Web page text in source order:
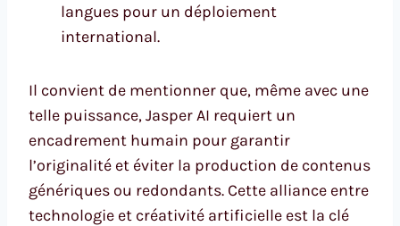
langues pour un déploiement
international.
Il convient de mentionner que, même avec une
telle puissance, Jasper AI requiert un
encadrement humain pour garantir
l’originalité et éviter la production de contenus
génériques ou redondants. Cette alliance entre
technologie et créativité artificielle est la clé